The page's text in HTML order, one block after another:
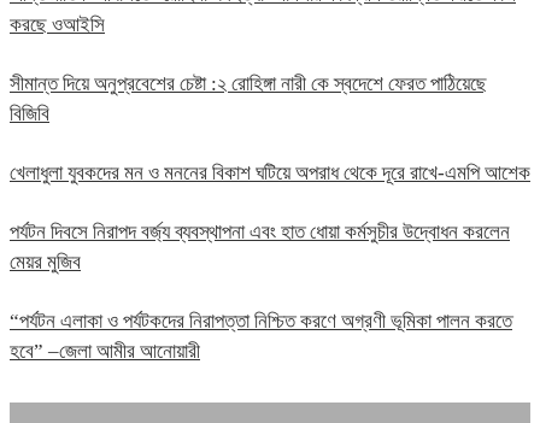
করছে ওআইসি
সীমান্ত দিয়ে অনুপ্রবেশের চেষ্টা :২ রোহিঙ্গা নারী কে স্বদেশে ফেরত পাঠিয়েছে
বিজিবি
খেলাধুলা যুবকদের মন ও মননের বিকাশ ঘটিয়ে অপরাধ থেকে দূরে রাখে-এমপি আশেক
পর্যটন দিবসে নিরাপদ বর্জ্য ব্যবস্থাপনা এবং হাত ধোয়া কর্মসুচীর উদ্বোধন করলেন
মেয়র মুজিব
“পর্যটন এলাকা ও পর্যটকদের নিরাপত্তা নিশ্চিত করণে অগ্রণী ভূমিকা পালন করতে
হবে” –জেলা আমীর আনোয়ারী